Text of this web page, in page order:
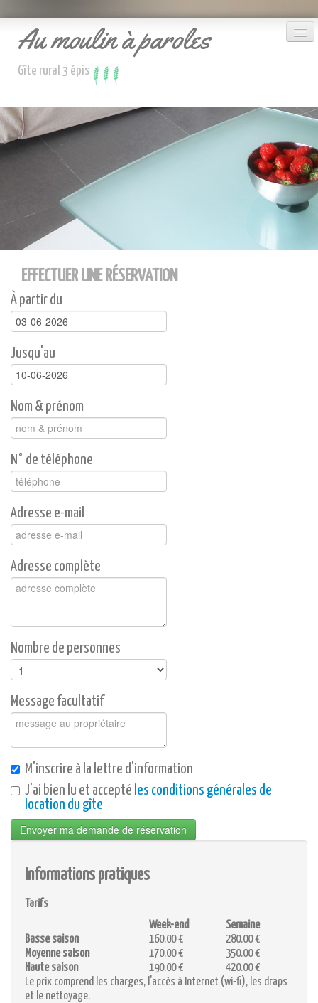
Au moulin à paroles
Gîte rural 3 épis
Le gîte
Accueil
Nous contacter
EFFECTUER UNE RÉSERVATION
À partir du
Jusqu'au
Nom & prénom
N° de téléphone
Adresse e-mail
Adresse complète
Nombre de personnes
Message facultatif
M'inscrire à la lettre d'information
J'ai bien lu et accepté les conditions générales de
location du gîte
Envoyer ma demande de réservation
Informations pratiques
Tarifs
Week-end
Semaine
Basse saison
160.00 €
280.00 €
Moyenne saison
170.00 €
350.00 €
Haute saison
190.00 €
420.00 €
Le prix comprend les charges, l'accès à Internet (wi-fi), les draps
et le nettoyage.